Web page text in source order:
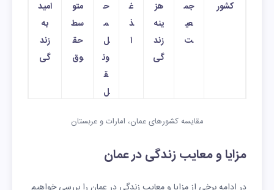
نیز
۸۳,۵
۴۰ دلار
۱,۱۶۱
دلار
رتبه
۶,۷۶
۷
کشور
جم
عی
ت
هز
ینه
زند
گی
غ
ذ
ا
ح
م
ل‌
ون
ق
ل
متو
سط
حق
وق
امید
به
زند
گی
۴.
میل
۷۴
دلا
۳
۹
.
۱,۸۱
مقایسه کشورهای عمان، امارات و عربستان
مزایا و معایب زندگی در عمان